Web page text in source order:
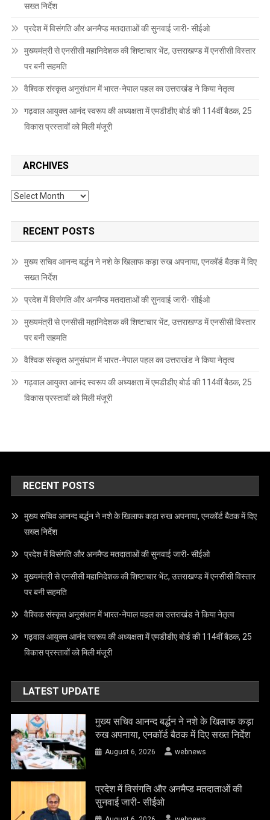
सख्त निर्देश
प्रदेश में विसंगति और अनमैप्ड मतदाताओं की सुनवाई जारी- सीईओ
मुख्यमंत्री से एनसीसी महानिदेशक की शिष्टाचार भेंट, उत्तराखण्ड में एनसीसी विस्तार
पर बनी सहमति
वैश्विक संस्कृत अनुसंधान में भारत-नेपाल पहल का उत्तराखंड ने किया नेतृत्व
गढ़वाल आयुक्त आनंद स्वरूप की अध्यक्षता में एमडीडीए बोर्ड की 114वीं बैठक, 25
विकास प्रस्तावों को मिली मंजूरी
ARCHIVES
Archives
RECENT POSTS
मुख्य सचिव आनन्द बर्द्धन ने नशे के खिलाफ कड़ा रुख अपनाया, एनकॉर्ड बैठक में दिए
सख्त निर्देश
प्रदेश में विसंगति और अनमैप्ड मतदाताओं की सुनवाई जारी- सीईओ
मुख्यमंत्री से एनसीसी महानिदेशक की शिष्टाचार भेंट, उत्तराखण्ड में एनसीसी विस्तार
पर बनी सहमति
वैश्विक संस्कृत अनुसंधान में भारत-नेपाल पहल का उत्तराखंड ने किया नेतृत्व
गढ़वाल आयुक्त आनंद स्वरूप की अध्यक्षता में एमडीडीए बोर्ड की 114वीं बैठक, 25
विकास प्रस्तावों को मिली मंजूरी
RECENT POSTS
मुख्य सचिव आनन्द बर्द्धन ने नशे के खिलाफ कड़ा रुख अपनाया, एनकॉर्ड बैठक में दिए
सख्त निर्देश
प्रदेश में विसंगति और अनमैप्ड मतदाताओं की सुनवाई जारी- सीईओ
मुख्यमंत्री से एनसीसी महानिदेशक की शिष्टाचार भेंट, उत्तराखण्ड में एनसीसी विस्तार
पर बनी सहमति
वैश्विक संस्कृत अनुसंधान में भारत-नेपाल पहल का उत्तराखंड ने किया नेतृत्व
गढ़वाल आयुक्त आनंद स्वरूप की अध्यक्षता में एमडीडीए बोर्ड की 114वीं बैठक, 25
विकास प्रस्तावों को मिली मंजूरी
LATEST UPDATE
मुख्य सचिव आनन्द बर्द्धन ने नशे के खिलाफ कड़ा
रुख अपनाया, एनकॉर्ड बैठक में दिए सख्त निर्देश
August 6, 2026 webnews
प्रदेश में विसंगति और अनमैप्ड मतदाताओं की
सुनवाई जारी- सीईओ